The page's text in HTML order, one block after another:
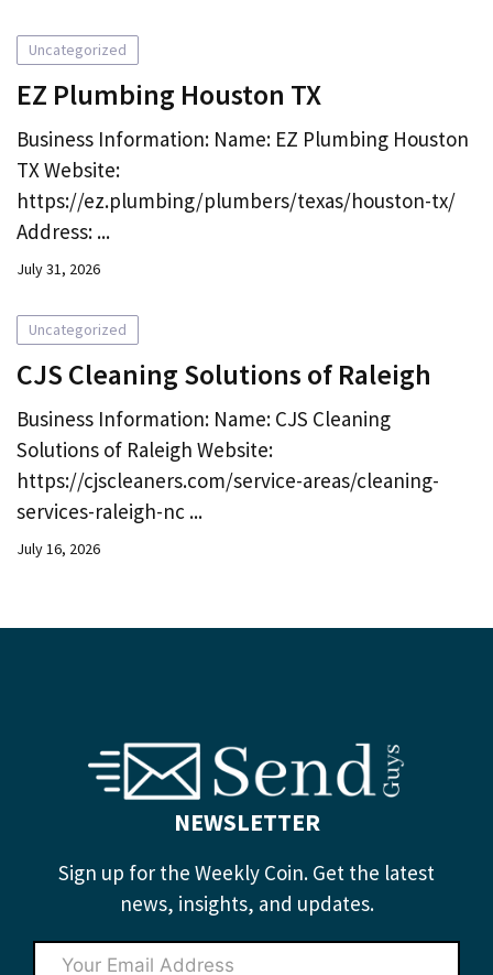
Uncategorized
EZ Plumbing Houston TX
Business Information: Name: EZ Plumbing Houston
TX Website:
https://ez.plumbing/plumbers/texas/houston-tx/
Address: ...
July 31, 2026
Uncategorized
CJS Cleaning Solutions of Raleigh
Business Information: Name: CJS Cleaning
Solutions of Raleigh Website:
https://cjscleaners.com/service-areas/cleaning-
services-raleigh-nc ...
July 16, 2026
NEWSLETTER
Sign up for the Weekly Coin. Get the latest
news, insights, and updates.